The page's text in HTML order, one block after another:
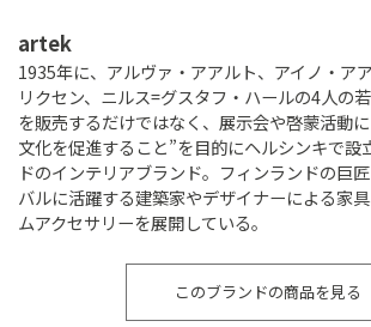
artek
1935年に、アルヴァ・アアルト、アイノ・ア
リクセン、ニルス=グスタフ・ハールの4人の
を販売するだけではなく、展示会や啓蒙活動
文化を促進すること”を目的にヘルシンキで設
ドのインテリアブランド。フィンランドの巨
バルに活躍する建築家やデザイナーによる家
ムアクセサリーを展開している。
このブランドの商品を見る